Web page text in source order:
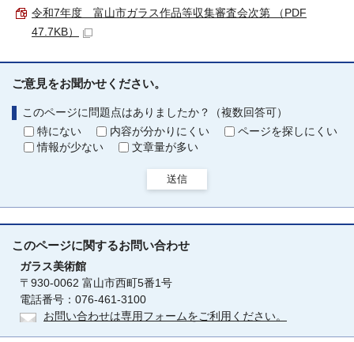
令和7年度 富山市ガラス作品等収集審査会次第 （PDF
47.7KB）
ご意見をお聞かせください。
このページに問題点はありましたか？（複数回答可）
特にない
内容が分かりにくい
ページを探しにくい
情報が少ない
文章量が多い
送信
このページに関するお問い合わせ
ガラス美術館
〒930-0062 富山市西町5番1号
電話番号：076-461-3100
お問い合わせは専用フォームをご利用ください。